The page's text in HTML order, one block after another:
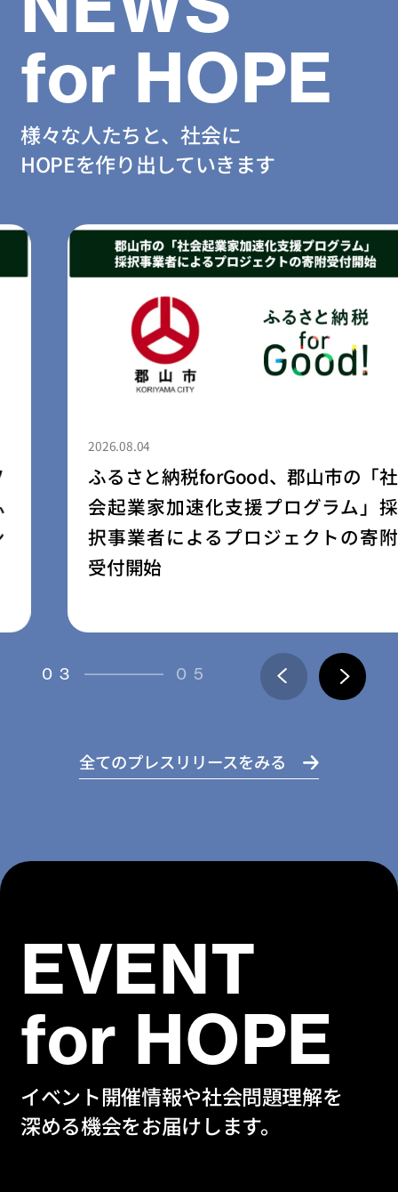
for HOPE
様々な人たちと、社会に
HOPEを作り出していきます
2026.08.04
ふるさと納税forGood、郡山市の「社
会起業家加速化支援プログラム」採
択事業者によるプロジェクトの寄附
受付開始
03 05
全てのプレスリリースをみる
EVENT
for HOPE
イベント開催情報や社会問題理解を
深める機会をお届けします。